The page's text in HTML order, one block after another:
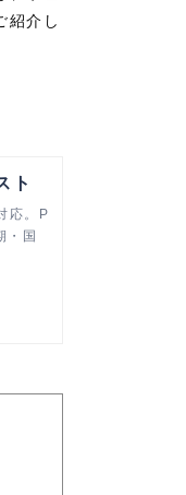
紹介し
ト
応。P
・国